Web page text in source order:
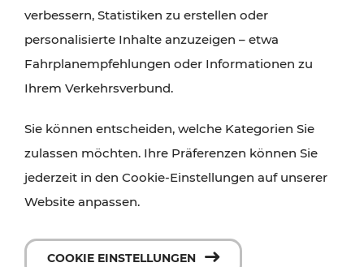
verbessern, Statistiken zu erstellen oder
personalisierte Inhalte anzuzeigen – etwa
Fahrplanempfehlungen oder Informationen zu
Ihrem Verkehrsverbund.
Sie können entscheiden, welche Kategorien Sie
zulassen möchten. Ihre Präferenzen können Sie
jederzeit in den Cookie-Einstellungen auf unserer
Website anpassen.
COOKIE EINSTELLUNGEN